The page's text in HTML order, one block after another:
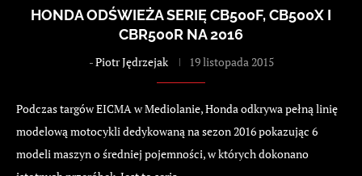
HONDA ODŚWIEŻA SERIĘ CB500F, CB500X I
CBR500R NA 2016
-Piotr Jędrzejak 19 listopada 2015
Podczas targów EICMA w Mediolanie, Honda odkrywa pełną linię
modelową motocykli dedykowaną na sezon 2016 pokazując 6
modeli maszyn o średniej pojemności, w których dokonano